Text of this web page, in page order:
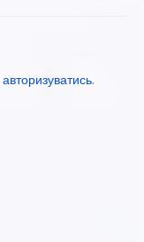
авторизуватись.